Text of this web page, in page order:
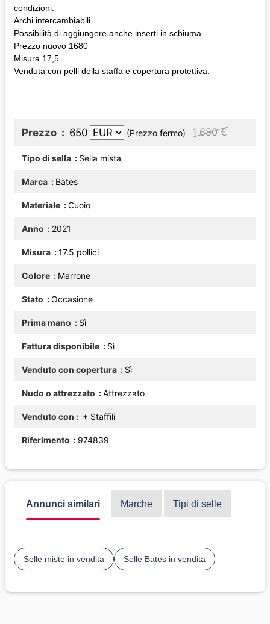
condizioni.
Archi intercambiabili
Possibilità di aggiungere anche inserti in schiuma
Prezzo nuovo 1680
Misura 17,5
Venduta con pelli della staffa e copertura protettiva.
Prezzo 650 (Prezzo fermo) 1 680 €
Tipo di sella Sella mista
Marca Bates
Materiale Cuoio
Anno 2021
Misura 17.5 pollici
Colore Marrone
Stato Occasione
Prima mano Sì
Fattura disponibile Sì
Venduto con copertura Sì
Nudo o attrezzato Attrezzato
Venduto con + Staffili
Riferimento 974839
Annunci similari Marche Tipi di selle
Selle miste in vendita Selle Bates in vendita